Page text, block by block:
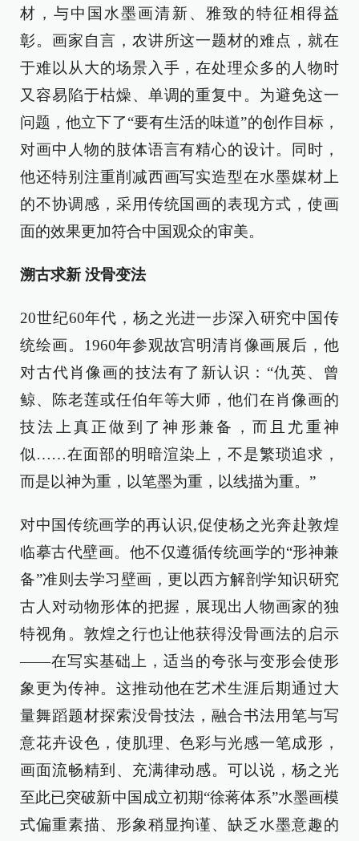
材，与中国水墨画清新、雅致的特征相得益
彰。画家自言，农讲所这一题材的难点，就在
于难以从大的场景入手，在处理众多的人物时
又容易陷于枯燥、单调的重复中。为避免这一
问题，他立下了“要有生活的味道”的创作目标，
对画中人物的肢体语言有精心的设计。同时，
他还特别注重削减西画写实造型在水墨媒材上
的不协调感，采用传统国画的表现方式，使画
面的效果更加符合中国观众的审美。
溯古求新 没骨变法
20世纪60年代，杨之光进一步深入研究中国传
统绘画。1960年参观故宫明清肖像画展后，他
对古代肖像画的技法有了新认识：“仇英、曾
鲸、陈老莲或任伯年等大师，他们在肖像画的
技法上真正做到了神形兼备，而且尤重神
似……在面部的明暗渲染上，不是繁琐追求，
而是以神为重，以笔墨为重，以线描为重。”
对中国传统画学的再认识,促使杨之光奔赴敦煌
临摹古代壁画。他不仅遵循传统画学的“形神兼
备”准则去学习壁画，更以西方解剖学知识研究
古人对动物形体的把握，展现出人物画家的独
特视角。敦煌之行也让他获得没骨画法的启示
——在写实基础上，适当的夸张与变形会使形
象更为传神。这推动他在艺术生涯后期通过大
量舞蹈题材探索没骨技法，融合书法用笔与写
意花卉设色，使肌理、色彩与光感一笔成形，
画面流畅精到、充满律动感。可以说，杨之光
至此已突破新中国成立初期“徐蒋体系”水墨画模
式偏重素描、形象稍显拘谨、缺乏水墨意趣的